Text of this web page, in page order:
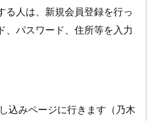
る人は、新規会員登録を行っ
、パスワード、住所等を入力
込みページに行きます（乃木